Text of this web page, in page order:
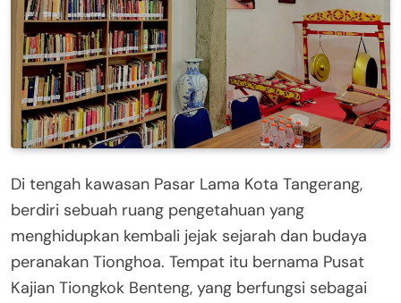
Di tengah kawasan Pasar Lama Kota Tangerang,
berdiri sebuah ruang pengetahuan yang
menghidupkan kembali jejak sejarah dan budaya
peranakan Tionghoa. Tempat itu bernama Pusat
Kajian Tiongkok Benteng, yang berfungsi sebagai